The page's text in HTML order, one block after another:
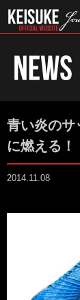
青い炎のサ
に燃える！
2014.11.08